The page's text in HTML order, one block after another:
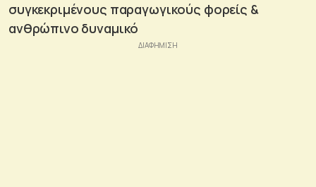
συγκεκριμένους παραγωγικούς φορείς &
ανθρώπινο δυναμικό